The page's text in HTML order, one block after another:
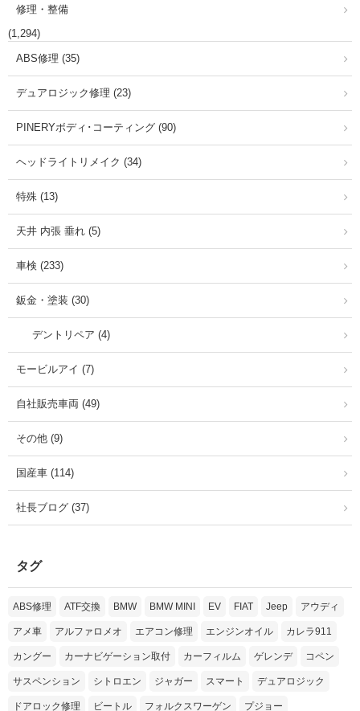
修理・整備
(1,294)
ABS修理 (35)
デュアロジック修理 (23)
PINERYボディ･コーティング (90)
ヘッドライトリメイク (34)
特殊 (13)
天井 内張 垂れ (5)
車検 (233)
鈑金・塗装 (30)
デントリペア (4)
モービルアイ (7)
自社販売車両 (49)
その他 (9)
国産車 (114)
社長ブログ (37)
タグ
ABS修理 ATF交換 BMW BMW MINI EV FIAT Jeep アウディ
アメ車 アルファロメオ エアコン修理 エンジンオイル カレラ911
カングー カーナビゲーション取付 カーフィルム ゲレンデ コペン
サスペンション シトロエン ジャガー スマート デュアロジック
ドアロック修理 ビートル フォルクスワーゲン プジョー